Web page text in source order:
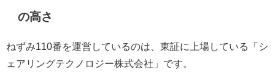
の高さ
ねずみ110番を運営しているのは、東証に上場している「シ
ェアリングテクノロジー株式会社」です。